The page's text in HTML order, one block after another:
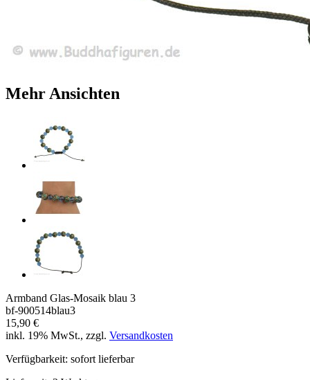
Mehr Ansichten
Armband Glas-Mosaik blau 3
bf-900514blau3
15,90 €
inkl. 19% MwSt., zzgl. Versandkosten
Verfügbarkeit: sofort lieferbar